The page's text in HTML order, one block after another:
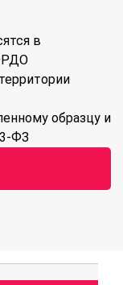
в
образцу и
ФЗ